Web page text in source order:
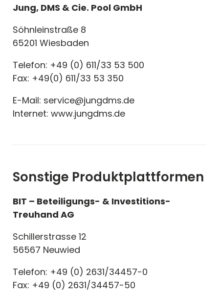
Jung, DMS & Cie. Pool GmbH
Söhnleinstraße 8
65201 Wiesbaden
Telefon: +49 (0) 611/33 53 500
Fax: +49(0) 611/33 53 350
E-Mail: service@jungdms.de
Internet: www.jungdms.de
Sonstige Produktplattformen
BIT – Beteiligungs- & Investitions-
Treuhand AG
Schillerstrasse 12
56567 Neuwied
Telefon: +49 (0) 2631/34457-0
Fax: +49 (0) 2631/34457-50